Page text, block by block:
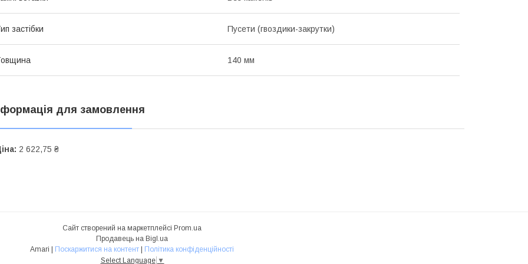
застібки Пусети (гвоздики-закрутки)
140 мм
для замовлення
2 622,75 ₴
Сайт створений на маркетплейсі Prom.ua
Продавець на Bigl.ua
Amari | Поскаржитися на контент | Політика конфіденційності
Select Language ▼